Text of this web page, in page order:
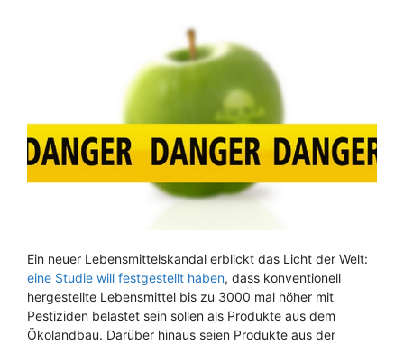
Ein neuer Lebensmittelskandal erblickt das Licht der Welt:
eine Studie will festgestellt haben, dass konventionell
hergestellte Lebensmittel bis zu 3000 mal höher mit
Pestiziden belastet sein sollen als Produkte aus dem
Ökolandbau. Darüber hinaus seien Produkte aus der